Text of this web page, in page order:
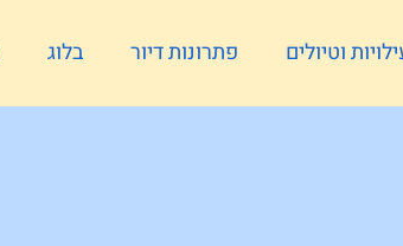
וטיולים פתרונות דיור בלוג